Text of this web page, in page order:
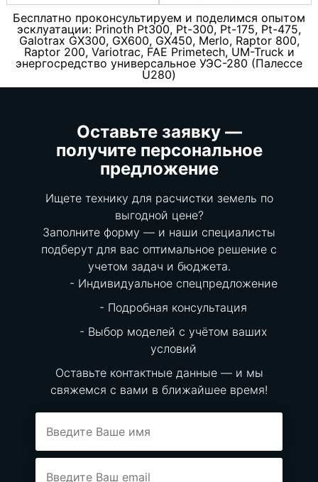
Бесплатно проконсультируем и поделимся опытом
эсклуатации: Prinoth Pt300, Pt-300, Pt-175, Pt-475,
Galotrax GX300, GX600, GX450, Merlo, Raptor 800,
Raptor 200, Variotrac, FAE Primetech, UM-Truck и
энергосредство универсальное УЭС-280 (Палессе
U280)
Оставьте заявку —
получите персональное
предложение
Ищете технику для расчистки земель по
выгодной цене?
Заполните форму — и наши специалисты
подберут для вас оптимальное решение с
учетом задач и бюджета.
Индивидуальное спецпредложение
Подробная консультация
Выбор моделей с учётом ваших
условий
Оставьте контактные данные — и мы
свяжемся с вами в ближайшее время!